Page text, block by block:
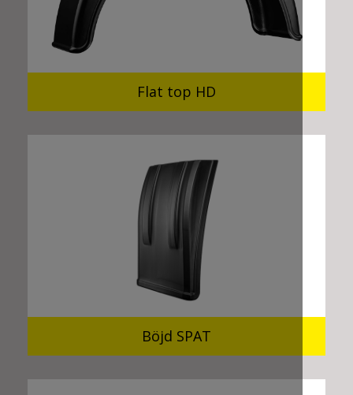
Flat top HD
Böjd SPAT